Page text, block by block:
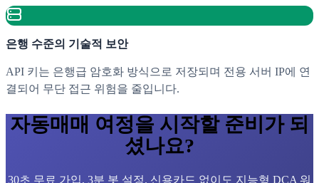
은행 수준의 기술적 보안
API 키는 은행급 암호화 방식으로 저장되며 전용 서버 IP에 연
결되어 무단 접근 위험을 줄입니다.
자동매매 여정을 시작할 준비가 되
셨나요?
30초 무료 가입, 3분 봇 설정. 신용카드 없이도 지능형 DCA 워